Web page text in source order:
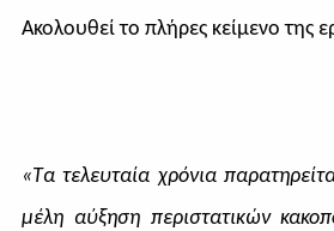
Ακολουθεί το πλήρες κείμενο της
«Τα τελευταία χρόνια
μέλη αύξηση περιστατικών